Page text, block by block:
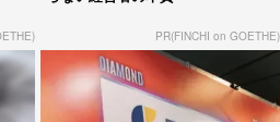
PR(FINCHI on GOETHE)